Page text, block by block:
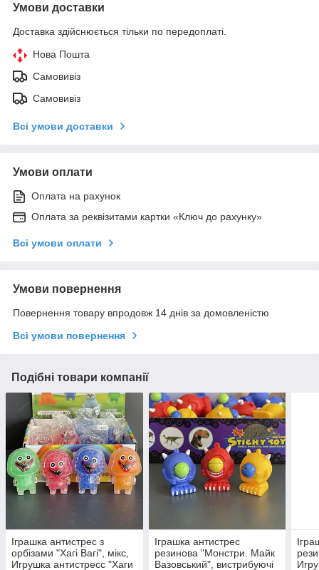
Умови доставки
Доставка здійснюється тільки по передоплаті.
Нова Пошта
Самовивіз
Самовивіз
Всі умови доставки
Умови оплати
Оплата на рахунок
Оплата за реквізитами картки «Ключ до рахунку»
Всі умови оплати
Умови повернення
Повернення товару впродовж 14 днів за домовленістю
Всі умови повернення
Подібні товари компанії
Іграшка антистрес з
орбізами "Хагі Вагі", мікс,
Игрушка антистресс "Хаги
Іграшка антистрес
резинова "Монстри. Майк
Вазовський", вистрибуючі